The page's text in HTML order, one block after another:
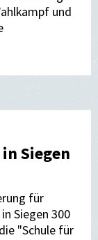
und
Siegen
für
Siegen 300
"Schule für